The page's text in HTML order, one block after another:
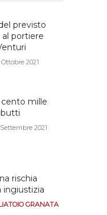
previsto
al portiere
2021
cento mille
2021
rischia
ingiustizia
GRANATA